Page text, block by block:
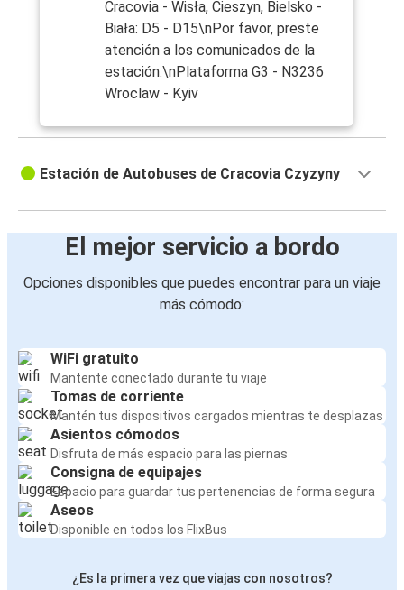
Cracovia - Wisła, Cieszyn, Bielsko -
Biała: D5 - D15\nPor favor, preste
atención a los comunicados de la
estación.\nPlataforma G3 - N3236
Wroclaw - Kyiv
Estación de Autobuses de Cracovia Czyzyny
El mejor servicio a bordo
Opciones disponibles que puedes encontrar para un viaje
más cómodo:
WiFi gratuito
Mantente conectado durante tu viaje
Tomas de corriente
Mantén tus dispositivos cargados mientras te desplazas
Asientos cómodos
Disfruta de más espacio para las piernas
Consigna de equipajes
Espacio para guardar tus pertenencias de forma segura
Aseos
Disponible en todos los FlixBus
¿Es la primera vez que viajas con nosotros?